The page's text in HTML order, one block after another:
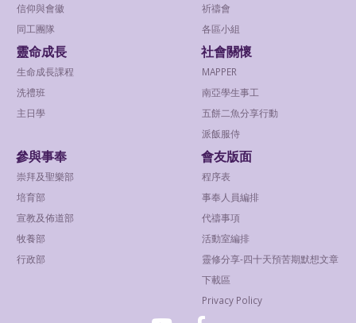
信仰與會徽
同工團隊
祈禱會
各區小組
靈命成長
生命成長課程
洗禮班
主日學
社會關懷
MAPPER
南亞學生事工
五餅二魚分享行動
派飯服侍
參與事奉
崇拜及聖樂部
培育部
宣教及佈道部
牧養部
行政部
會友版面
程序表
事奉人員編排
代禱事項
活動室編排
靈修分享-四十天預苦期默想文章
下載區
Privacy Policy